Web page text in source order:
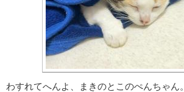
わすれてへんよ、まきのとこのぺんちゃん